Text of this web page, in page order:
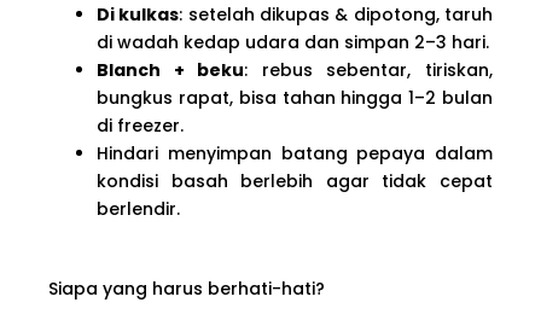
Di kulkas: setelah dikupas & dipotong, taruh
di wadah kedap udara dan simpan 2–3 hari.
Blanch + beku: rebus sebentar, tiriskan,
bungkus rapat, bisa tahan hingga 1–2 bulan
di freezer.
Hindari menyimpan batang pepaya dalam
kondisi basah berlebih agar tidak cepat
berlendir.
Siapa yang harus berhati-hati?